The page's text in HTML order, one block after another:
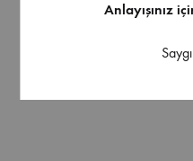
Anlayışınız